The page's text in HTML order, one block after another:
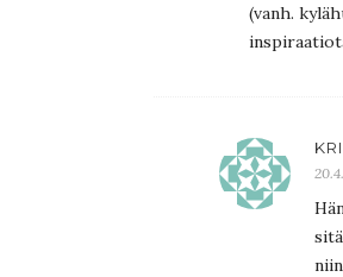
(vanh.